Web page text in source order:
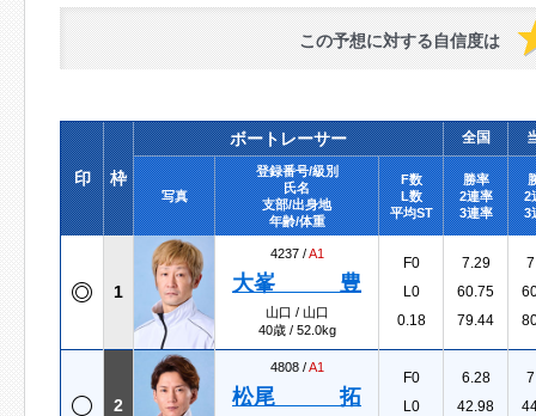
この予想に対する自信度は
印 枠
ボートレーサー 全国
写真
登録番号/級別
氏名
支部/出身地
年齢/体重
F数
L数
平均ST
勝率
2連率
3連率
2
3
1
4237 /A1
大峯 豊
山口 / 山口
40歳 / 52.0kg
F0
L0
0.18
7.29
60.75
79.44
2
4808 /A1
松尾 拓
F0
L0
6.28
42.98